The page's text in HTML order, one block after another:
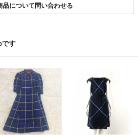
を再現するよう心がけておりますが、ご利用
確認を行っておりますが、重大な見落としが
承ります。サイズが合わない、イメージが違
での返品はお受けしておりません。
品が届いた場合
しく異なる場合
ます。
品について問い合わせる
です